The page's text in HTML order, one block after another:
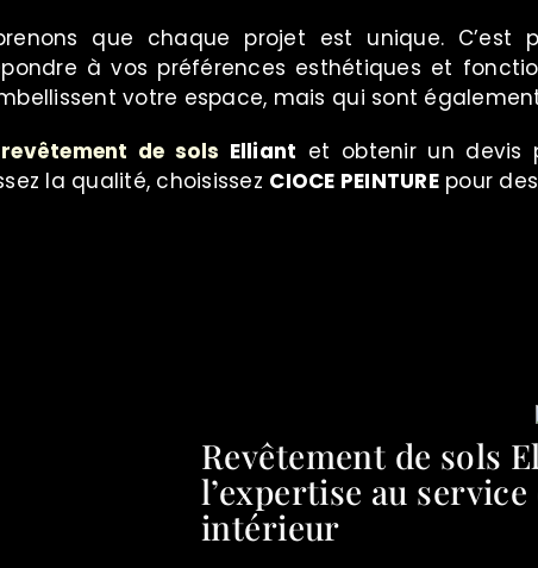
que chaque projet est unique.
à vos préférences esthétiques et
votre espace, mais qui sont
revêtement de sols Elliant et obtenir un devis
la qualité, choisissez CIOCE PEINTUREpour
Revêtement de sols
l’expertise au
intérieur